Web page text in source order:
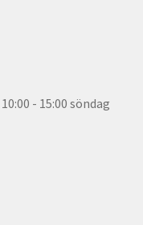
- 15:00 söndag